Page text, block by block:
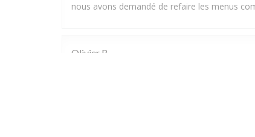
nous avons demandé de refaire les menus
Olivier B